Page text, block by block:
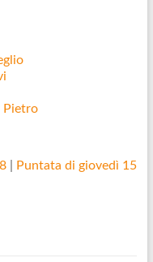
Pietro
|
Puntata di giovedì 15